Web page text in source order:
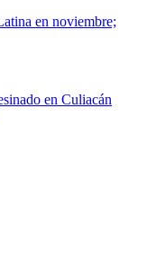
en noviembre;
en Culiacán